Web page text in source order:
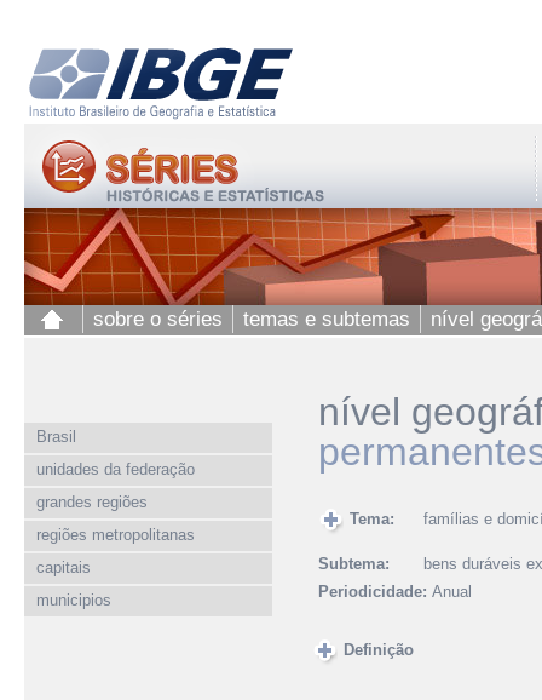
sobre o séries temas e subtemas nível
Brasil
unidades da federação
grandes regiões
regiões metropolitanas
capitais
municipios
nível
Tema: famílias e
Subtema:
bens duráveis
Periodicidade: Anual
Definição